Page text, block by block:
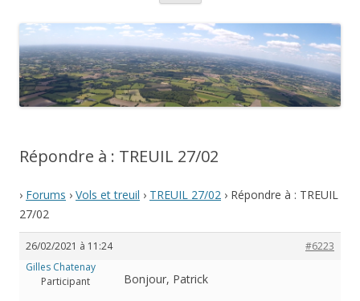
contenu
Répondre à : TREUIL 27/02
› Forums › Vols et treuil › TREUIL 27/02 › Répondre à : TREUIL
27/02
26/02/2021 à 11:24
#6223
Gilles Chatenay
Participant
Bonjour, Patrick